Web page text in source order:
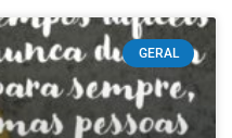
GERAL